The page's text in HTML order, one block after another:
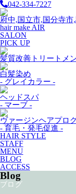
042-334-7227
府中,国立市,国分寺
hair make AIR
SALON
PICK UP
髪質改善トリートメ
白髪染め
- グレイカラー -
ヘッドスパ
- マーブ -
ヴァージンヘアプロ
- 育毛・発毛促進 -
HAIR STYLE
STAFF
MENU
BLOG
ACCESS
Blog
ブログ